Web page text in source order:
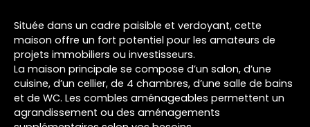
Située dans un cadre paisible et verdoyant, cette
maison offre un fort potentiel pour les amateurs de
projets immobiliers ou investisseurs.
La maison principale se compose d’un salon, d’une
cuisine, d’un cellier, de 4 chambres, d’une salle de bains
et de WC. Les combles aménageables permettent un
agrandissement ou des aménagements